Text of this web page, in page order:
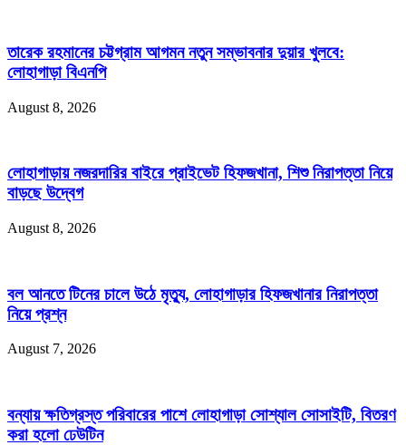
তারেক রহমানের চট্টগ্রাম আগমন নতুন সম্ভাবনার দুয়ার খুলবে:
লোহাগাড়া বিএনপি
August 8, 2026
লোহাগাড়ায় নজরদারির বাইরে প্রাইভেট হিফজখানা, শিশু নিরাপত্তা নিয়ে
বাড়ছে উদ্বেগ
August 8, 2026
বল আনতে টিনের চালে উঠে মৃত্যু, লোহাগাড়ার হিফজখানার নিরাপত্তা
নিয়ে প্রশ্ন
August 7, 2026
বন্যায় ক্ষতিগ্রস্ত পরিবারের পাশে লোহাগাড়া সোশ্যাল সোসাইটি, বিতরণ
করা হলো ঢেউটিন